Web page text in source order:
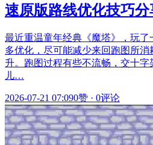
速原版路线优化技巧分
最近重温童年经典《魔塔》，玩
多优化，尽可能减少来回跑图所
升。跑图过程有些不流畅，交十
儿…
2026-07-21 07:090赞 · 0评论